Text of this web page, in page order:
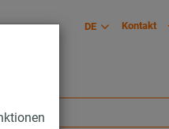
DE Kontakt